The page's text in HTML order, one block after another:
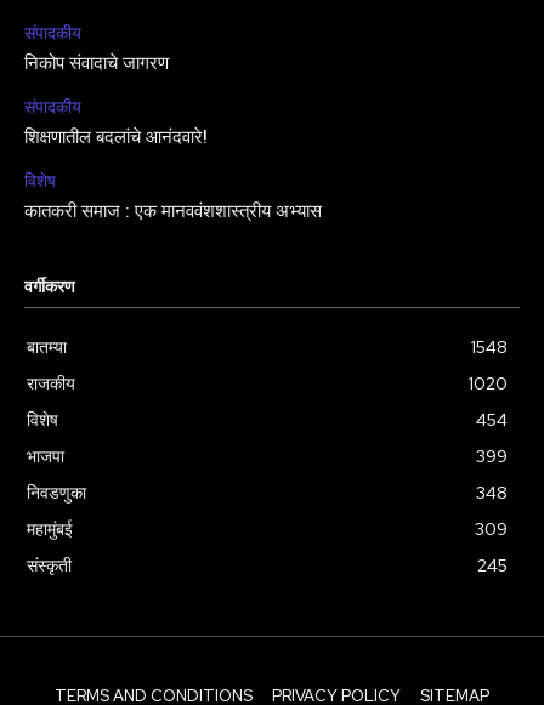
संपादकीय
निकोप संवादाचे जागरण
संपादकीय
शिक्षणातील बदलांचे आनंदवारे!
विशेष
कातकरी समाज : एक मानववंशशास्त्रीय अभ्यास
वर्गीकरण
बातम्या
1548
राजकीय
1020
विशेष
454
भाजपा
399
निवडणुका
348
महामुंबई
309
संस्कृती
245
TERMS AND CONDITIONS PRIVACY POLICY SITEMAP